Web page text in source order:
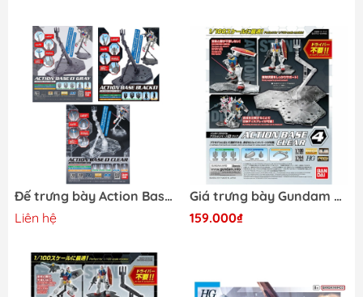
Đế trưng bày Action Base 1 Black - Gray - Clear - Đen - Xám - Trong Suốt Display Bandai HG RG MG
Liên hệ
Giá trưng bày Gundam Action Base 4 Display HG RG MG trong suốt Bandai 4573102588142
159.000₫